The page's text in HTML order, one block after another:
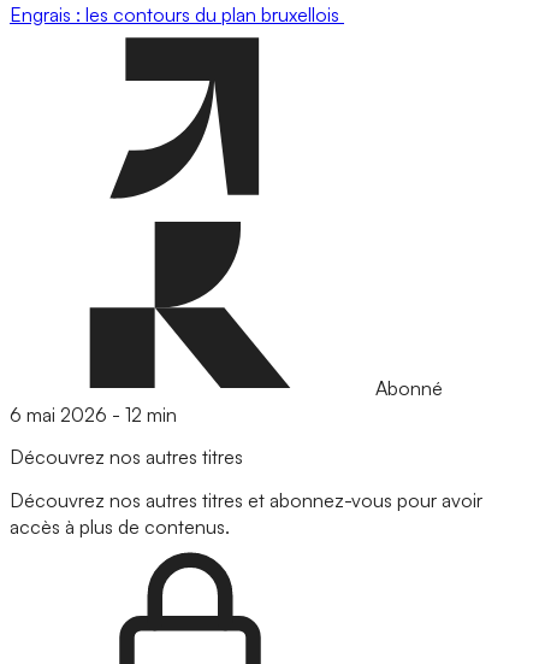
Engrais : les contours du plan bruxellois
Abonné
6 mai 2026 - 12 min
Découvrez nos autres titres
Découvrez nos autres titres et abonnez-vous pour avoir
accès à plus de contenus.